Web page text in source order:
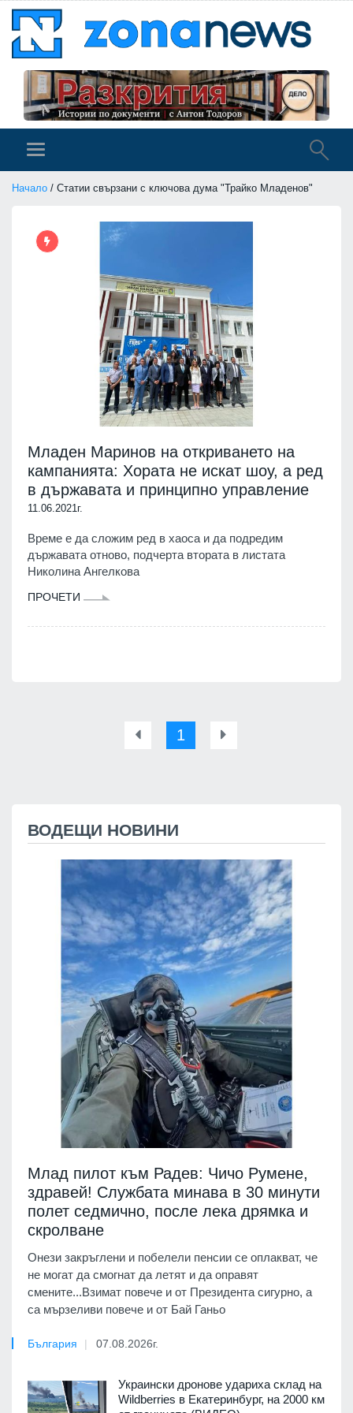
Начало / Статии свързани с ключова дума "Трайко Младенов"
Младен Маринов на откриването на
кампанията: Хората не искат шоу, а ред
в държавата и принципно управление
11.06.2021г.
Време е да сложим ред в хаоса и да подредим
държавата отново, подчерта втората в листата
Николина Ангелкова
ПРОЧЕТИ
1
ВОДЕЩИ НОВИНИ
Млад пилот към Радев: Чичо Румене,
здравей! Службата минава в 30 минути
полет седмично, после лека дрямка и
скролване
Онези закръглени и побелели пенсии се оплакват, че
не могат да смогнат да летят и да оправят
смените...Взимат повече и от Президента сигурно, а
са мързеливи повече и от Бай Ганьо
България 07.08.2026г.
Украински дронове удариха склад на
Wildberries в Екатеринбург, на 2000 км